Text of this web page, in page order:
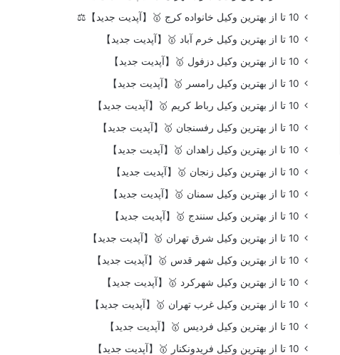
10 تا از بهترین وکیل خانواده کرج 🥇【آپدیت جدید】⚖️
10 تا از بهترین وکیل خرم آباد 🥇【آپدیت جدید】
10 تا از بهترین وکیل دزفول 🥇【آپدیت جدید】
10 تا از بهترین وکیل رامسر 🥇【آپدیت جدید】
10 تا از بهترین وکیل رباط کریم 🥇【آپدیت جدید】
10 تا از بهترین وکیل رفسنجان 🥇【آپدیت جدید】
10 تا از بهترین وکیل زاهدان 🥇【آپدیت جدید】
10 تا از بهترین وکیل زنجان 🥇【آپدیت جدید】
10 تا از بهترین وکیل سمنان 🥇【آپدیت جدید】
10 تا از بهترین وکیل سنندج 🥇【آپدیت جدید】
10 تا از بهترین وکیل شرق تهران 🥇【آپدیت جدید】
10 تا از بهترین وکیل شهر قدس 🥇【آپدیت جدید】
10 تا از بهترین وکیل شهرکرد 🥇【آپدیت جدید】
10 تا از بهترین وکیل غرب تهران 🥇【آپدیت جدید】
10 تا از بهترین وکیل فردیس 🥇【آپدیت جدید】
10 تا از بهترین وکیل فریدونکنار 🥇【آپدیت جدید】